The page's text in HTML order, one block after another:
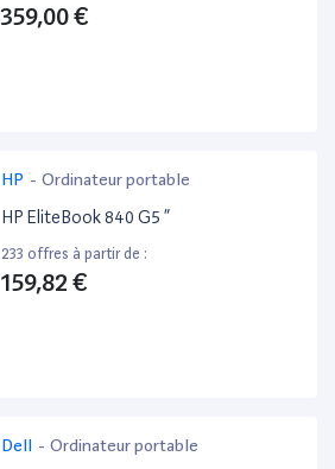
359,00 €
HP - Ordinateur portable
HP EliteBook 840 G5 ”
233 offres à partir de :
159,82 €
Dell - Ordinateur portable